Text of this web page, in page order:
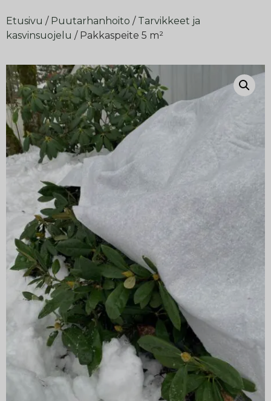
Etusivu / Puutarhanhoito / Tarvikkeet ja
kasvinsuojelu / Pakkaspeite 5 m²